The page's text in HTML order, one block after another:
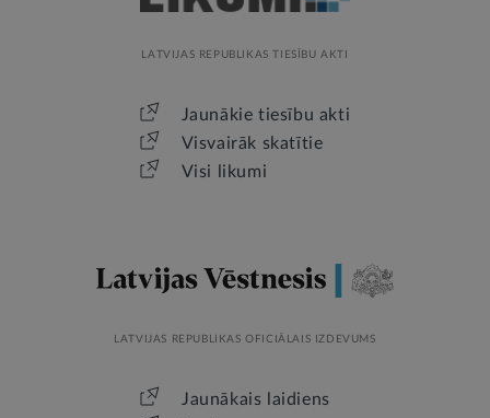
LATVIJAS REPUBLIKAS TIESĪBU AKTI
Jaunākie tiesību akti
Visvairāk skatītie
Visi likumi
LATVIJAS REPUBLIKAS OFICIĀLAIS IZDEVUMS
Jaunākais laidiens